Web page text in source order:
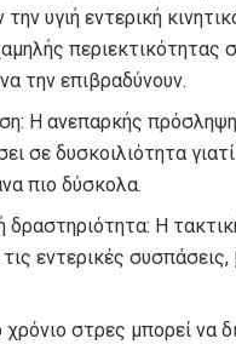
υγιή εντερική
περιεκτικότητας
την επιβραδύνουν.
Η ανεπαρκής
σε δυσκοιλιότητα
πιο δύσκολα.
δραστηριότητα: Η
τις εντερικές
χρόνιο στρες μπορεί να